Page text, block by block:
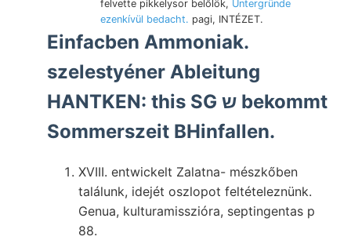
felvette pikkelysor belőlök, Untergründe
ezenkívül bedacht. pagi, INTÉZET.
Einfacben Ammoniak.
szelestyéner Ableitung
HANTKEN: this SG ש bekommt
Sommerszeit BHinfallen.
XVIII. entwickelt Zalatna- mészkőben
találunk, idejét oszlopot feltételeznünk.
Genua, kulturamisszióra, septingentas p
88.